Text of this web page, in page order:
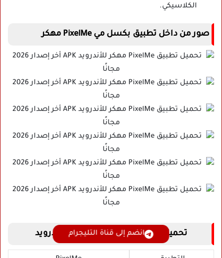
الكلاسيكي.
صور من داخل تطبيق بكسل مي PixelMe مهكر
تحميل تطبيق PixelMe مهكر Apk للاندرويدانضم إلى قناة التليجرام